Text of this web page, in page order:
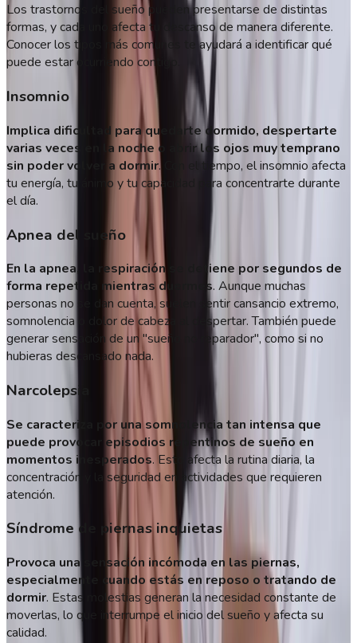
Los trastornos del sueño pueden presentarse de distintas
formas, y cada uno afecta tu descanso de manera diferente.
Conocer los tipos más comunes te ayudará a identificar qué
puede estar ocurriendo contigo.
Insomnio
Implica dificultad para quedarte dormido, despertarte
varias veces en la noche o abrir los ojos muy temprano
sin poder volver a dormir. Con el tiempo, el insomnio afecta
tu energía, tu ánimo y tu capacidad para concentrarte durante
el día.
Apnea del sueño
En la apnea, la respiración se detiene por segundos de
forma repetida mientras duermes. Aunque muchas
personas no se dan cuenta, suelen sentir cansancio extremo,
somnolencia o dolor de cabeza al despertar. También puede
generar sensación de un "sueño no reparador", como si no
hubieras descansado nada.
Narcolepsia
Se caracteriza por una somnolencia tan intensa que
puede provocar episodios repentinos de sueño en
momentos inesperados. Esto afecta la rutina diaria, la
concentración y la seguridad en actividades que requieren
atención.
Síndrome de piernas inquietas
Provoca una sensación incómoda en las piernas,
especialmente cuando estás en reposo o tratando de
dormir. Estas molestias generan la necesidad constante de
moverlas, lo que interrumpe el inicio del sueño y afecta su
calidad.